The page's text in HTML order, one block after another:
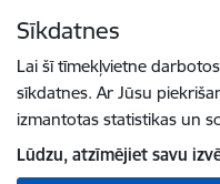
Sīkdatnes
Lai šī tīmekļvietne
sīkdatnes. Ar Jūsu
izmantotas statistikas un
Lūdzu, atzīmējiet savu